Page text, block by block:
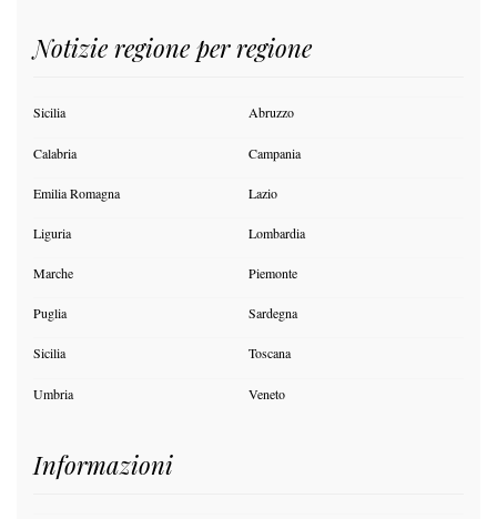
Notizie regione per regione
Sicilia Abruzzo
Calabria Campania
Emilia Romagna Lazio
Liguria Lombardia
Marche Piemonte
Puglia Sardegna
Sicilia Toscana
Umbria Veneto
Informazioni